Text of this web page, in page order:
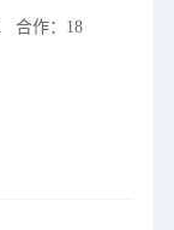
合作： 18